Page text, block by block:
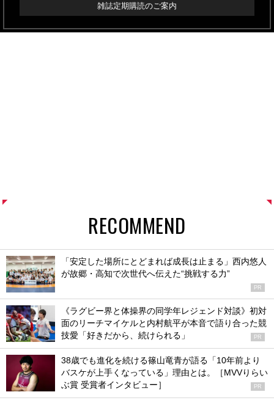
雑誌定期購読のご案内
RECOMMEND
「安定した場所にとどまれば成長は止まる」西内悠人
が故郷・高知で次世代へ伝えた“挑戦する力”
PR
《ラグビー界と体操界の同学年レジェンド対談》初対
面のリーチマイケルと内村航平が本音で語り合った競
技愛「好きだから、続けられる」
PR
38歳でも進化を続ける篠山竜青が語る「10年前より
バスケが上手くなっている」理由とは。［MVVりらい
ぶ賞 受賞者インタビュー］
PR